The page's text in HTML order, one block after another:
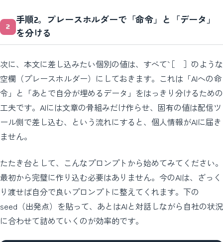
手順2。プレースホルダーで「命令」と「データ」
を分ける
次に、本文に差し込みたい個別の値は、すべて`［ ］`のような
空欄（プレースホルダー）にしておきます。これは「AIへの命
令」と「あとで自分が埋めるデータ」をはっきり分けるための
工夫です。AIには文章の骨組みだけ作らせ、固有の値は配信ツ
ール側で差し込む、という流れにすると、個人情報がAIに届き
ません。
たたき台として、こんなプロンプトから始めてみてください。
最初から完璧に作り込む必要はありません。今のAIは、ざっく
り渡せば自分で良いプロンプトに整えてくれます。下の
seed（出発点）を貼って、あとはAIと対話しながら自社の状況
に合わせて詰めていくのが効率的です。